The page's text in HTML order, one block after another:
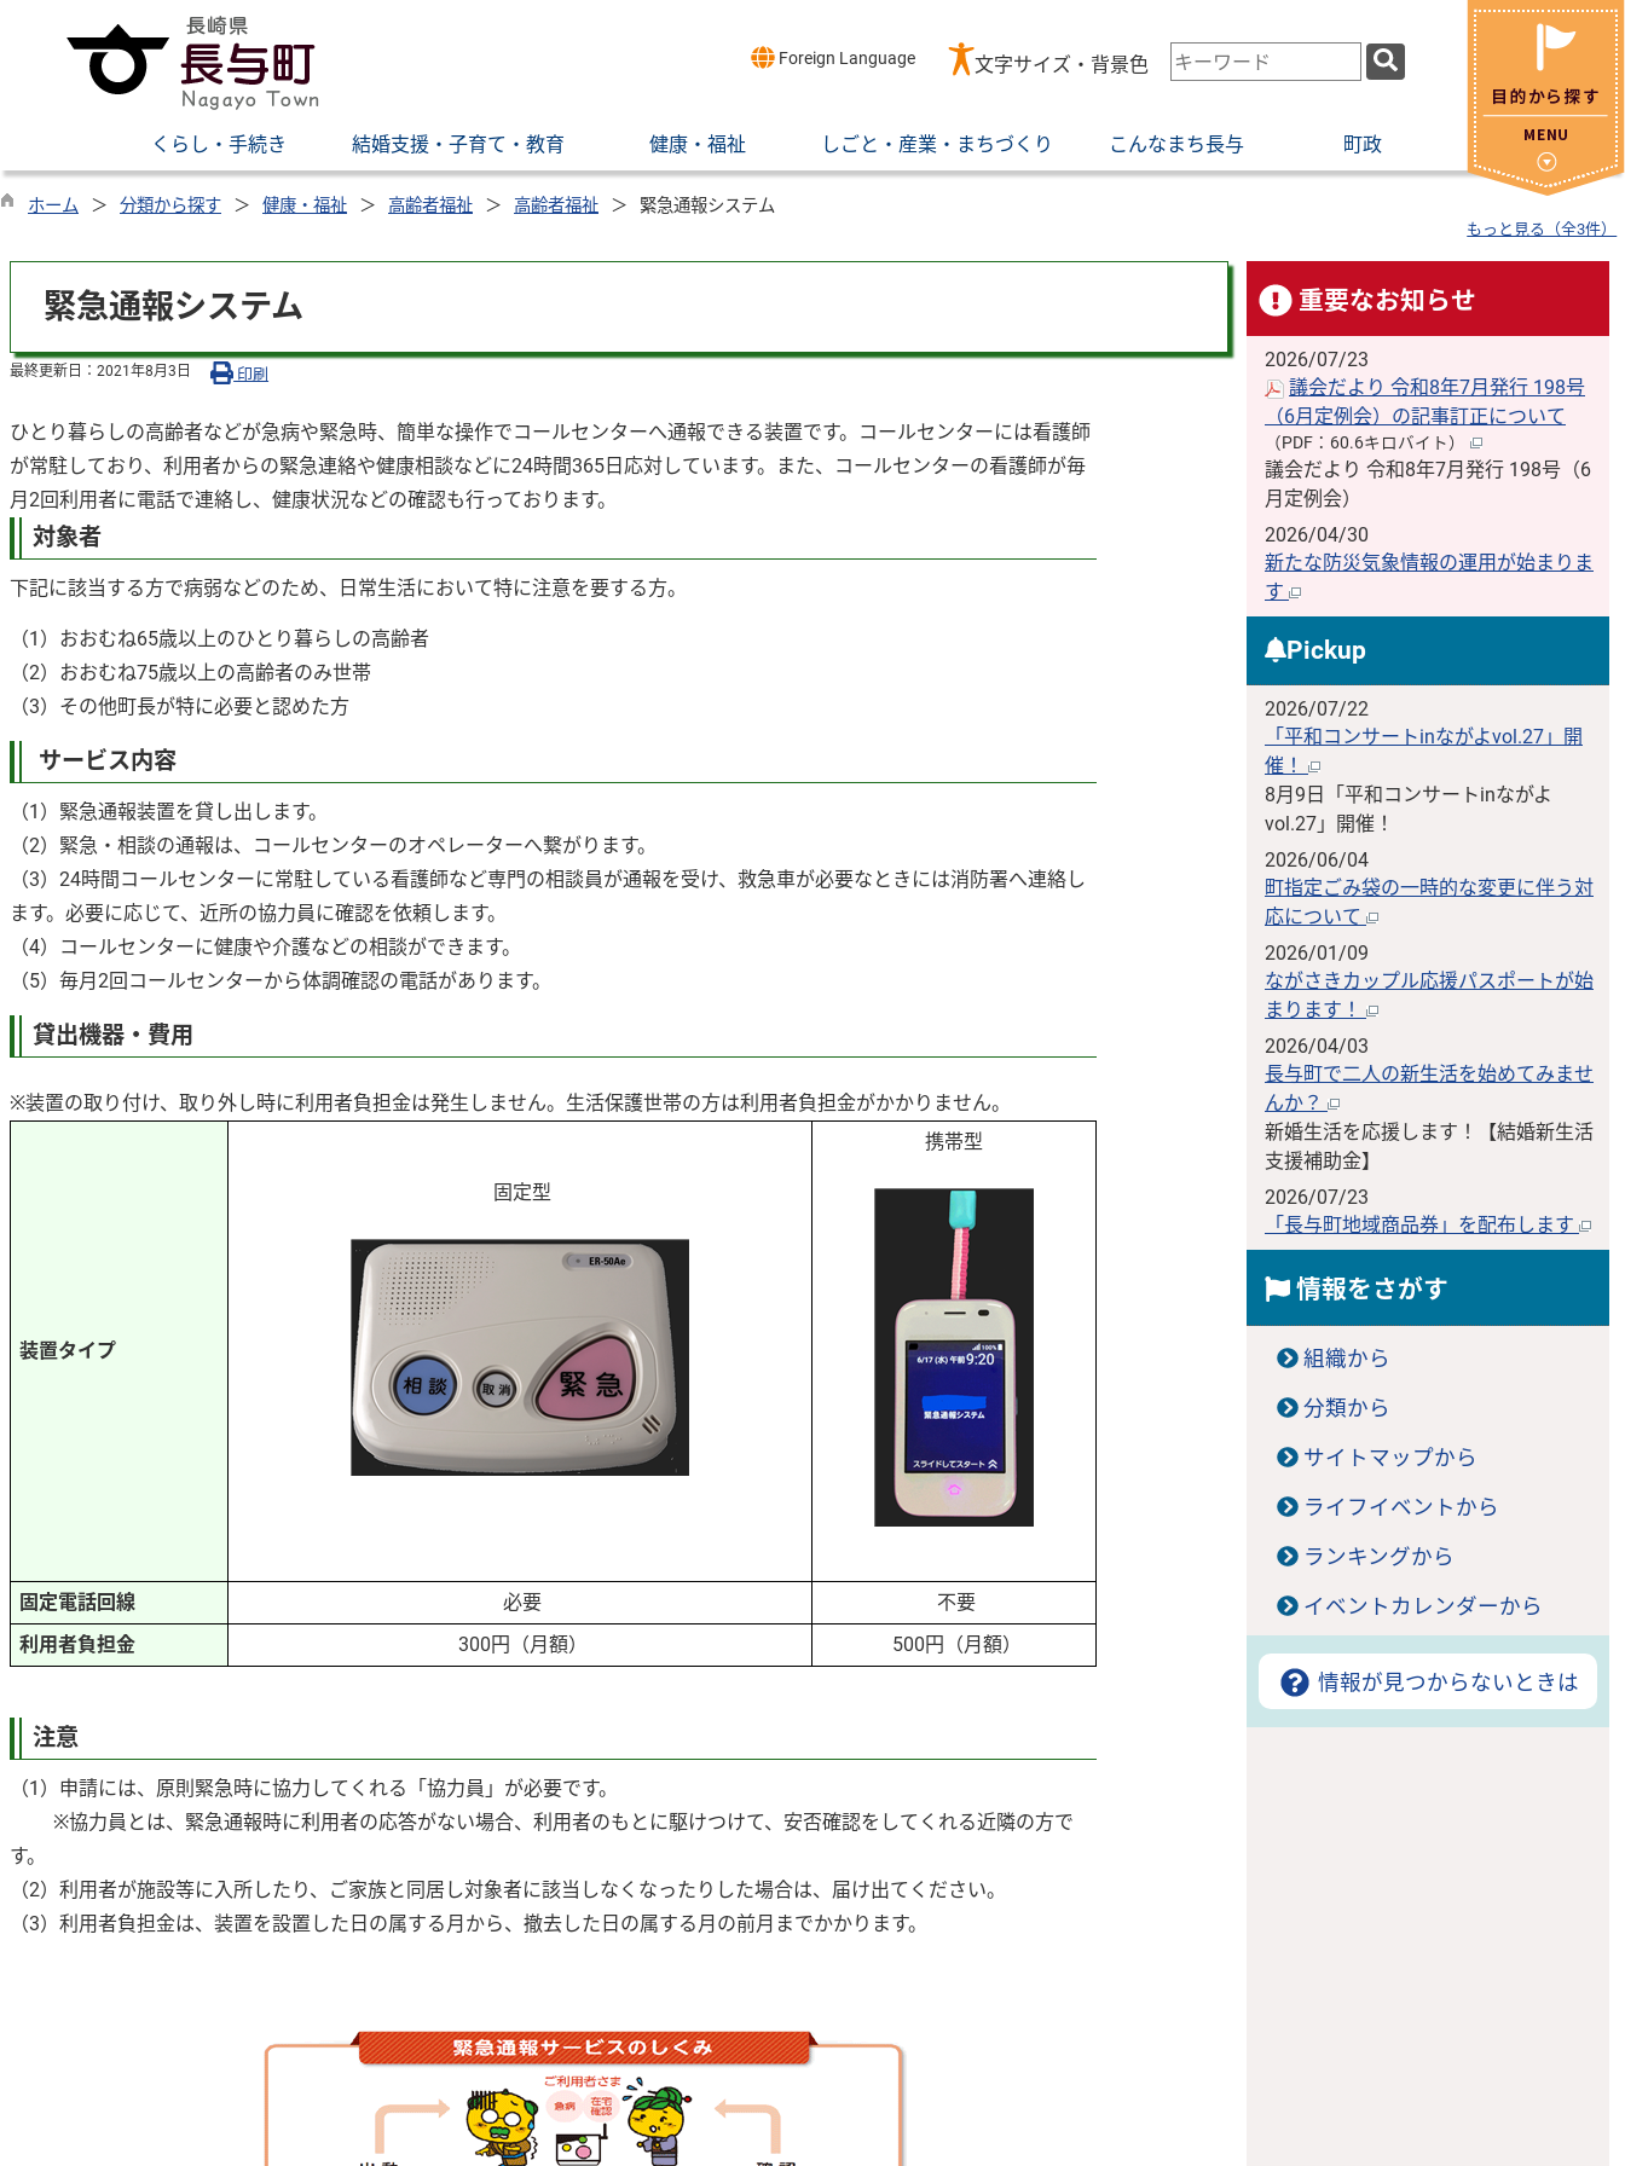
Foreign Language 文字サイズ・背景色
検
索
ー
ワ
くらし・手続き 結婚支援・子育て・教育 健康・福祉 しごと・産業・まちづくり こんなまち長与 町政
ホーム 分類から探す 健康・福祉 高齢者福祉 高齢者福祉 緊急通報システム
もっと見る（全3件）
緊急通報システム
最終更新日： 2021年8月3日 印刷
ひとり暮らしの高齢者などが急病や緊急時、簡単な操作でコールセンターへ通報できる装置です。コールセンターには看護師
が常駐しており、利用者からの緊急連絡や健康相談などに24時間365日応対しています。また、コールセンターの看護師が毎
月2回利用者に電話で連絡し、健康状況などの確認も行っております。
対象者
下記に該当する方で病弱などのため、日常生活において特に注意を要する方。
（1）おおむね65歳以上のひとり暮らしの高齢者
（2）おおむね75歳以上の高齢者のみ世帯
（3）その他町長が特に必要と認めた方
サービス内容
（1）緊急通報装置を貸し出します。
（2）緊急・相談の通報は、コールセンターのオペレーターへ繋がります。
（3）24時間コールセンターに常駐している看護師など専門の相談員が通報を受け、救急車が必要なときには消防署へ連絡し
ます。必要に応じて、近所の協力員に確認を依頼します。
（4）コールセンターに健康や介護などの相談ができます。
（5）毎月2回コールセンターから体調確認の電話があります。
貸出機器・費用
※装置の取り付け、取り外し時に利用者負担金は発生しません。生活保護世帯の方は利用者負担金がかかりません。
装置タイプ
固定型
携帯型
固定電話回線 必要
不要
利用者負担金
300円（月額） 500円（月額）
注意
（1）申請には、原則緊急時に協力してくれる「協力員」が必要です。
※協力員とは、緊急通報時に利用者の応答がない場合、利用者のもとに駆けつけて、安否確認をしてくれる近隣の方で
す。
（2）利用者が施設等に入所したり、ご家族と同居し対象者に該当しなくなったりした場合は、届け出てください。
（3）利用者負担金は、装置を設置した日の属する月から、撤去した日の属する月の前月までかかります。
重要なお知らせ
2026/07/23
議会だより 令和8年7月発行 198号
（6月定例会）の記事訂正について
（PDF：60.6キロバイト）
議会だより 令和8年7月発行 198号（6
月定例会）
2026/04/30
新たな防災気象情報の運用が始まりま
す
Pickup
2026/07/22
「平和コンサートinながよvol.27」開
催！
8月9日「平和コンサートinながよ
vol.27」開催！
2026/06/04
町指定ごみ袋の一時的な変更に伴う対
応について
2026/01/09
ながさきカップル応援パスポートが始
まります！
2026/04/03
長与町で二人の新生活を始めてみませ
んか？
新婚生活を応援します！【結婚新生活
支援補助金】
2026/07/23
「長与町地域商品券」を配布します
情報をさがす
組織から
分類から
サイトマップから
ライフイベントから
ランキングから
イベントカレンダーから
情報が見つからないときは